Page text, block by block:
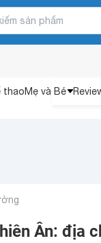
thaoMẹ và Bé
Ân: địa